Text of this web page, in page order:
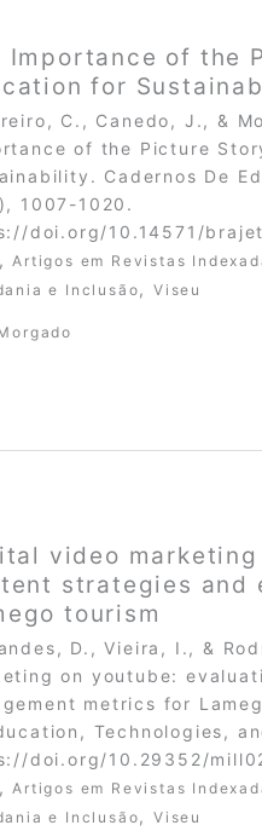
Importance of the
for
C., Canedo, J., &
of the Picture
Cadernos De
1007-1020.
doi.org/10.14571/
Artigos em Revistas
e Inclusão , Viseu
video
strategies and
tourism
D., Vieira, I., &
on youtube:
metrics for
Technologies,
doi.org/10.29352/
Artigos em Revistas
e Inclusão , Viseu